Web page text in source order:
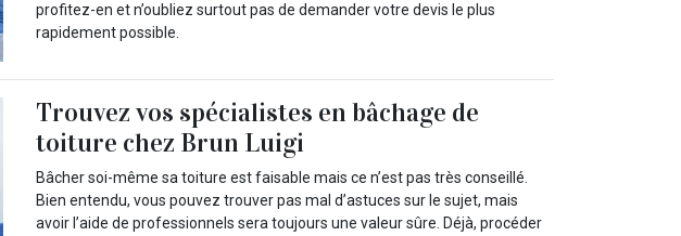
profitez-en et n’oubliez surtout pas de demander votre devis le plus
rapidement possible.
Trouvez vos spécialistes en bâchage de
toiture chez Brun Luigi
Bâcher soi-même sa toiture est faisable mais ce n’est pas très conseillé.
Bien entendu, vous pouvez trouver pas mal d’astuces sur le sujet, mais
avoir l’aide de professionnels sera toujours une valeur sûre. Déjà, procéder